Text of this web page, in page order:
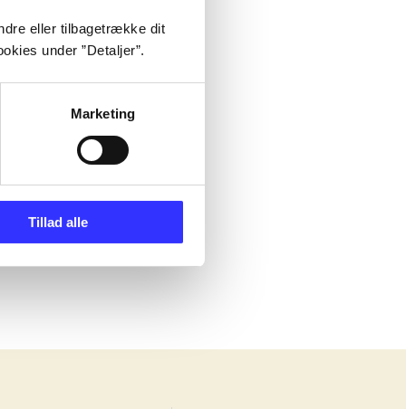
eller tilbagetrække dit
under ”Detaljer”.
Marketing
Tillad alle